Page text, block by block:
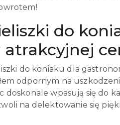
do
atrakcyjnej
do koniaku dla
odpornym na
doskonale wpasują się do
na delektowanie się